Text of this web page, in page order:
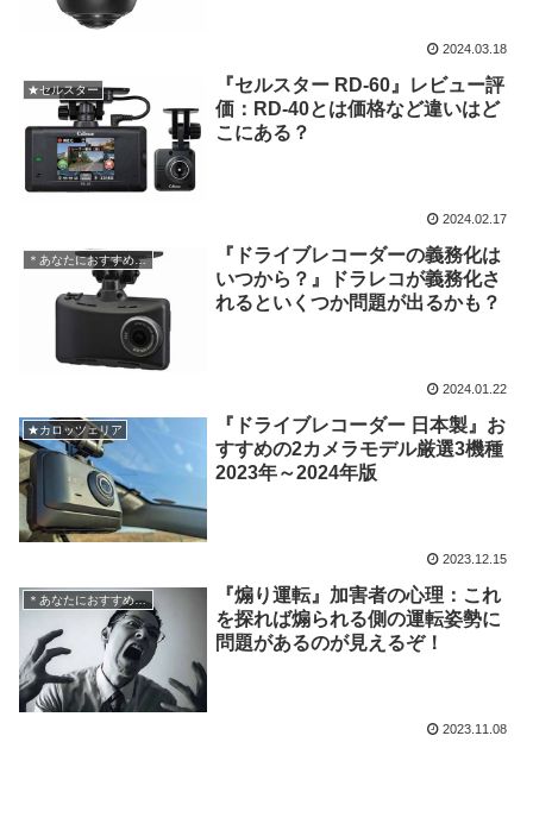
2024.03.18
★セルスター
『セルスター RD-60』レビュー評
価：RD-40とは価格など違いはど
こにある？
2024.02.17
＊あなたにおすすめの記事
『ドライブレコーダーの義務化は
いつから？』ドラレコが義務化さ
れるといくつか問題が出るかも？
2024.01.22
★カロッツェリア
『ドライブレコーダー 日本製』お
すすめの2カメラモデル厳選3機種
2023年～2024年版
2023.12.15
＊あなたにおすすめの記事
『煽り運転』加害者の心理：これ
を探れば煽られる側の運転姿勢に
問題があるのが見えるぞ！
2023.11.08